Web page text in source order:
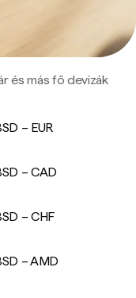
és más fő devizák
– EUR
– CAD
– CHF
– AMD